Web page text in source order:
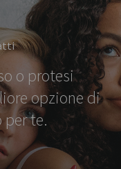
o protesi
opzione di
per te.